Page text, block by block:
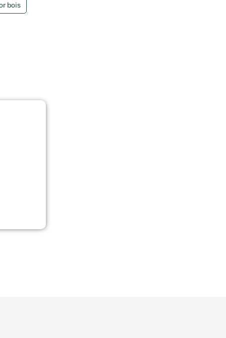
bois